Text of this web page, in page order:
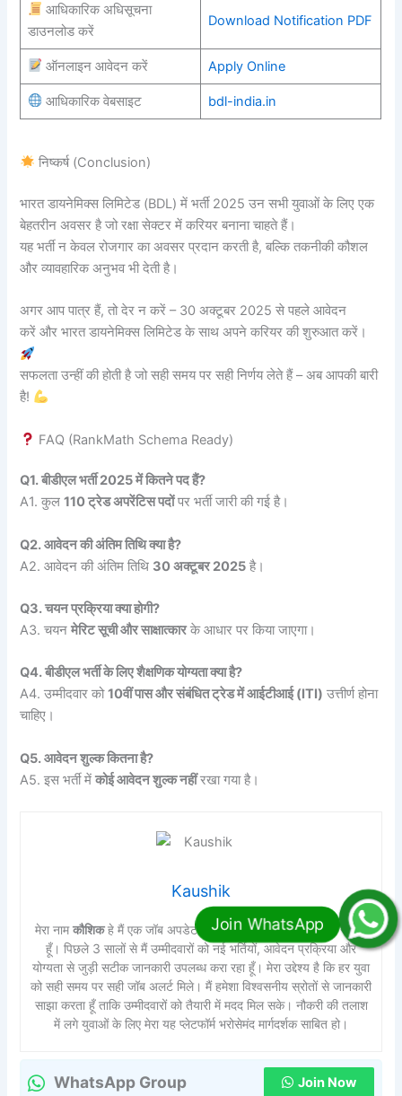
आधिकारिक अधिसूचना
डाउनलोड करें
Download Notification PDF
ऑनलाइन आवेदन करें Apply Online
आधिकारिक वेबसाइट bdl-india.in
निष्कर्ष (Conclusion)
भारत डायनेमिक्स लिमिटेड (BDL) में भर्ती 2025 उन सभी युवाओं के लिए एक
बेहतरीन अवसर है जो रक्षा सेक्टर में करियर बनाना चाहते हैं।
यह भर्ती न केवल रोजगार का अवसर प्रदान करती है, बल्कि तकनीकी कौशल
और व्यावहारिक अनुभव भी देती है।
अगर आप पात्र हैं, तो देर न करें – 30 अक्टूबर 2025 से पहले आवेदन
करें और भारत डायनेमिक्स लिमिटेड के साथ अपने करियर की शुरुआत करें।
सफलता उन्हीं की होती है जो सही समय पर सही निर्णय लेते हैं – अब आपकी बारी
है!
FAQ (RankMath Schema Ready)
Q1. बीडीएल भर्ती 2025 में कितने पद हैं?
A1. कुल110 ट्रेड अपरेंटिस पदोंपर भर्ती जारी की गई है।
Q2. आवेदन की अंतिम तिथि क्या है?
A2. आवेदन की अंतिम तिथि 30 अक्टूबर 2025 है।
Q3. चयन प्रक्रिया क्या होगी?
A3. चयनमेरिट सूची और साक्षात्कारके आधार पर किया जाएगा।
Q4. बीडीएल भर्ती के लिए शैक्षणिक योग्यता क्या है?
A4. उम्मीदवार को10वीं पास और संबंधित ट्रेड में आईटीआई (ITI) उत्तीर्ण होना
चाहिए।
Q5. आवेदन शुल्क कितना है?
A5. इस भर्ती मेंकोई आवेदन शुल्क नहींरखा गया है।
Kaushik
मेरा नामकौशिकहे मैं एक जॉब अपडेट और सरकारी भर्ती से जुड़ा कंटेंट राइटर
हूँ। पिछले 3 सालों से मैं उम्मीदवारों को नई भर्तियों, आवेदन प्रक्रिया और
योग्यता से जुड़ी सटीक जानकारी उपलब्ध करा रहा हूँ। मेरा उद्देश्य है कि हर युवा
को सही समय पर सही जॉब अलर्ट मिले। मैं हमेशा विश्वसनीय स्रोतों से जानकारी
साझा करता हूँ ताकि उम्मीदवारों को तैयारी में मदद मिल सके। नौकरी की तलाश
में लगे युवाओं के लिए मेरा यह प्लेटफॉर्म भरोसेमंद मार्गदर्शक साबित हो।
WhatsApp Group Join Now